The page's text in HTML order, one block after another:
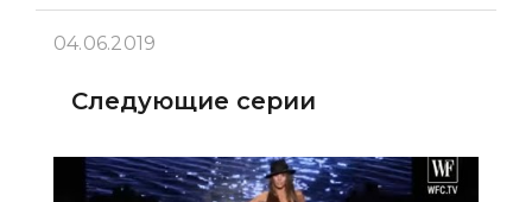
04.06.2019
Следующие серии